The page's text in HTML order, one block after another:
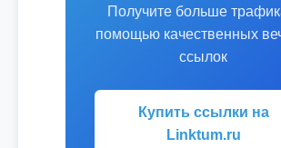
Получите больше
помощью качественных
ссылок
Купить ссылки на
Linktum.ru